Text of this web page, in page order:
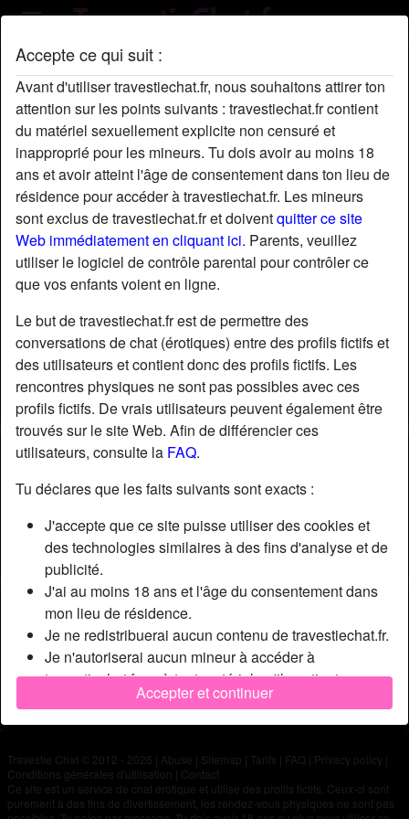
Accepte ce qui suit :
Avant d'utiliser travestiechat.fr, nous souhaitons attirer ton
attention sur les points suivants : travestiechat.fr contient
du matériel sexuellement explicite non censuré et
inapproprié pour les mineurs. Tu dois avoir au moins 18
ans et avoir atteint l'âge de consentement dans ton lieu de
résidence pour accéder à travestiechat.fr. Les mineurs
sont exclus de travestiechat.fr et doiventquitter ce site
Web immédiatement en cliquant ici. Parents, veuillez
utiliser le logiciel de contrôle parental pour contrôler ce
que vos enfants voient en ligne.
Le but de travestiechat.fr est de permettre des
conversations de chat (érotiques) entre des profils fictifs et
des utilisateurs et contient donc des profils fictifs. Les
rencontres physiques ne sont pas possibles avec ces
profils fictifs. De vrais utilisateurs peuvent également être
trouvés sur le site Web. Afin de différencier ces
utilisateurs, consulte la FAQ.
Tu déclares que les faits suivants sont exacts :
J'accepte que ce site puisse utiliser des cookies et
des technologies similaires à des fins d'analyse et de
publicité.
J'ai au moins 18 ans et l'âge du consentement dans
mon lieu de résidence.
Je ne redistribuerai aucun contenu de travestiechat.fr.
Je n'autoriserai aucun mineur à accéder à
travestiechat.fr ou à tout matériel qu'il contient.
Tout contenu que je consulte ou télécharge sur
travestiechat.fr est destiné à mon usage personnel et
Je n'ai pas été contacté par les fournisseurs de ce
matériel, et je choisis volontiers de le visualiser ou de
le télécharger.
Accepter et continuer
Profil de Skode
starAjouter chatDiscuter !
Nickname:
Skode
Âge:
21
Département:
Meurthe-et-Moselle
Sexe:
Homme
Description
N'a pas encore saisi de description
Cherche
N'a spécifié aucune préférence
Travestie Chat © 2012 - 2026 Abuse Sitemap Tarifs FAQ Privacy policy
Conditions générales d'utilisation
Contact
Ce site est un service de chat érotique et utilise des profils fictifs. Ceux-ci sont
purement à des fins de divertissement, les rendez-vous physiques ne sont pas